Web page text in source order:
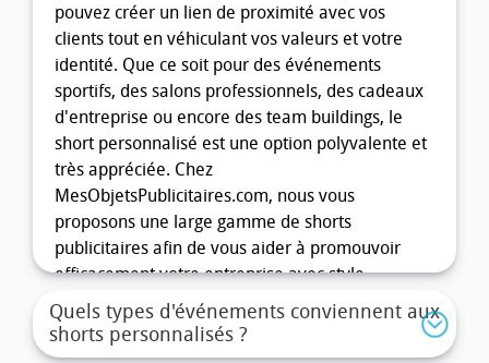
pouvez créer un lien de proximité avec vos
clients tout en véhiculant vos valeurs et votre
identité. Que ce soit pour des événements
sportifs, des salons professionnels, des cadeaux
d'entreprise ou encore des team buildings, le
short personnalisé est une option polyvalente et
très appréciée. Chez
MesObjetsPublicitaires.com, nous vous
proposons une large gamme de shorts
publicitaires afin de vous aider à promouvoir
efficacement votre entreprise avec style.
Les avantages de choisir un short
personnalisé pour votre
Quels types d'événements conviennent aux
shorts personnalisés ?